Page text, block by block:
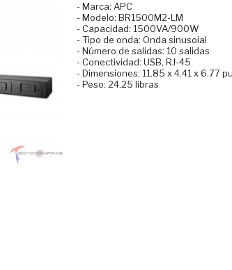
- Marca: APC
- Modelo: BR1500M2-LM
- Capacidad: 1500VA/900W
- Tipo de onda: Onda sinusoial
- Número de salidas: 10 salidas
- Conectividad: USB, RJ-45
- Dimensiones: 11.85 x 4.41 x 6.77
- Peso: 24.25 libras